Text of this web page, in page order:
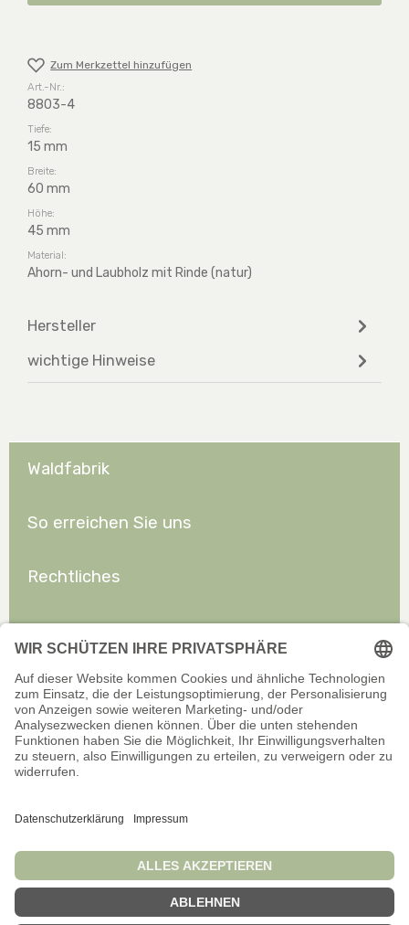
Zum Merkzettel hinzufügen
Art.-Nr.:
8803-4
Tiefe:
15 mm
Breite:
60 mm
Höhe:
45 mm
Material:
Ahorn- und Laubholz mit Rinde (natur)
Hersteller
wichtige Hinweise
Waldfabrik
So erreichen Sie uns
Rechtliches
Offizieller Onlineshop für Privatkunden. Alle Preise inkl. gesetzl.
Wir sind stets bemüht, aktuelle und vollständige Informationen auf
Vollständigkeit oder Eignung der Informationen für bestimmte